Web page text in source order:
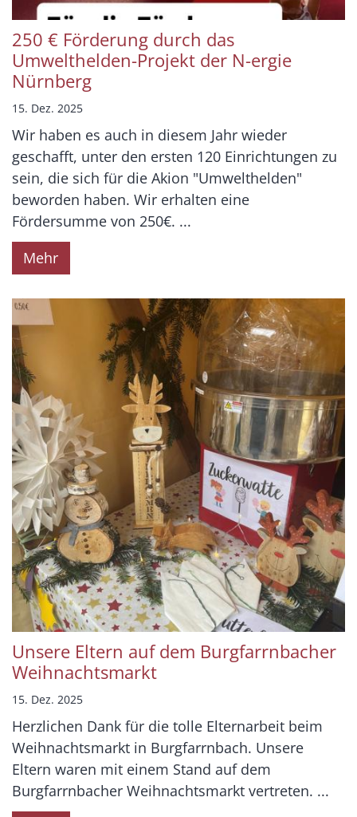
250 € Förderung durch das
Umwelthelden-Projekt der N-ergie
Nürnberg
15. Dez. 2025
Wir haben es auch in diesem Jahr wieder
geschafft, unter den ersten 120 Einrichtungen zu
sein, die sich für die Akion "Umwelthelden"
beworden haben. Wir erhalten eine
Fördersumme von 250€. ...
Mehr
Unsere Eltern auf dem Burgfarrnbacher
Weihnachtsmarkt
15. Dez. 2025
Herzlichen Dank für die tolle Elternarbeit beim
Weihnachtsmarkt in Burgfarrnbach. Unsere
Eltern waren mit einem Stand auf dem
Burgfarrnbacher Weihnachtsmarkt vertreten. ...